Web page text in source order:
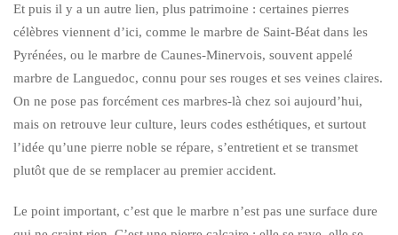
Et puis il y a un autre lien, plus patrimoine : certaines pierres
célèbres viennent d’ici, comme le marbre de Saint-Béat dans les
Pyrénées, ou le marbre de Caunes-Minervois, souvent appelé
marbre de Languedoc, connu pour ses rouges et ses veines claires.
On ne pose pas forcément ces marbres-là chez soi aujourd’hui,
mais on retrouve leur culture, leurs codes esthétiques, et surtout
l’idée qu’une pierre noble se répare, s’entretient et se transmet
plutôt que de se remplacer au premier accident.
Le point important, c’est que le marbre n’est pas une surface dure